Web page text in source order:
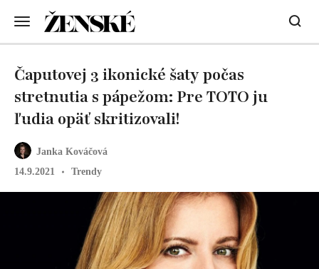
Janka Kováčová
14.9.2021
Trendy
Čaputovej 3 ikonické šaty počas
stretnutia s pápežom: Pre TOTO ju
ľudia opäť skritizovali!